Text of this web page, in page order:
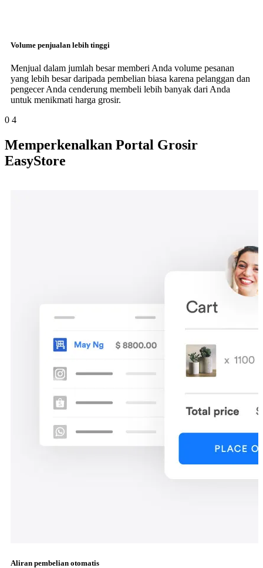
Volume penjualan lebih tinggi
Menjual dalam jumlah besar memberi Anda volume pesanan
yang lebih besar daripada pembelian biasa karena pelanggan dan
pengecer Anda cenderung membeli lebih banyak dari Anda
untuk menikmati harga grosir.
0 4
Memperkenalkan Portal Grosir
EasyStore
Aliran pembelian otomatis